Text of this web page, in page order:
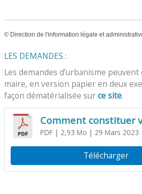
© Direction de l'information légale et
LES DEMANDES :
Les demandes d’urbanisme
maire, en version papier en deux
façon dématérialisée surce site.
Comment constituer
PDF| 2,93 Mo | 29 Mars 2023
Télécharger